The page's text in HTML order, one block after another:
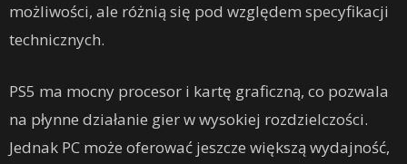
możliwości, ale różnią się pod względem specyfikacji
technicznych.
PS5 ma mocny procesor i kartę graficzną, co pozwala
na płynne działanie gier w wysokiej rozdzielczości.
Jednak PC może oferować jeszcze większą wydajność,